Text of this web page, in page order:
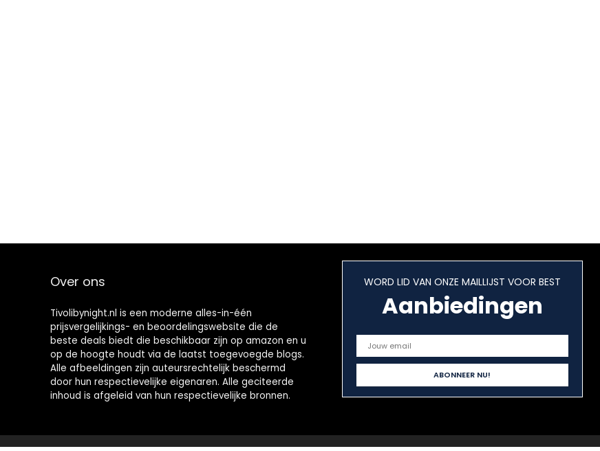
Over ons
Tivolibynight.nl is een moderne alles-in-één
prijsvergelijkings- en beoordelingswebsite die de
beste deals biedt die beschikbaar zijn op amazon en u
op de hoogte houdt via de laatst toegevoegde blogs.
Alle afbeeldingen zijn auteursrechtelijk beschermd
door hun respectievelijke eigenaren. Alle geciteerde
inhoud is afgeleid van hun respectievelijke bronnen.
WORD LID VAN ONZE MAILLIJST VOOR BEST
Aanbiedingen